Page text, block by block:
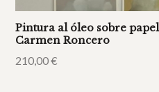
Pintura al óleo sobre
Carmen Roncero
210,00€